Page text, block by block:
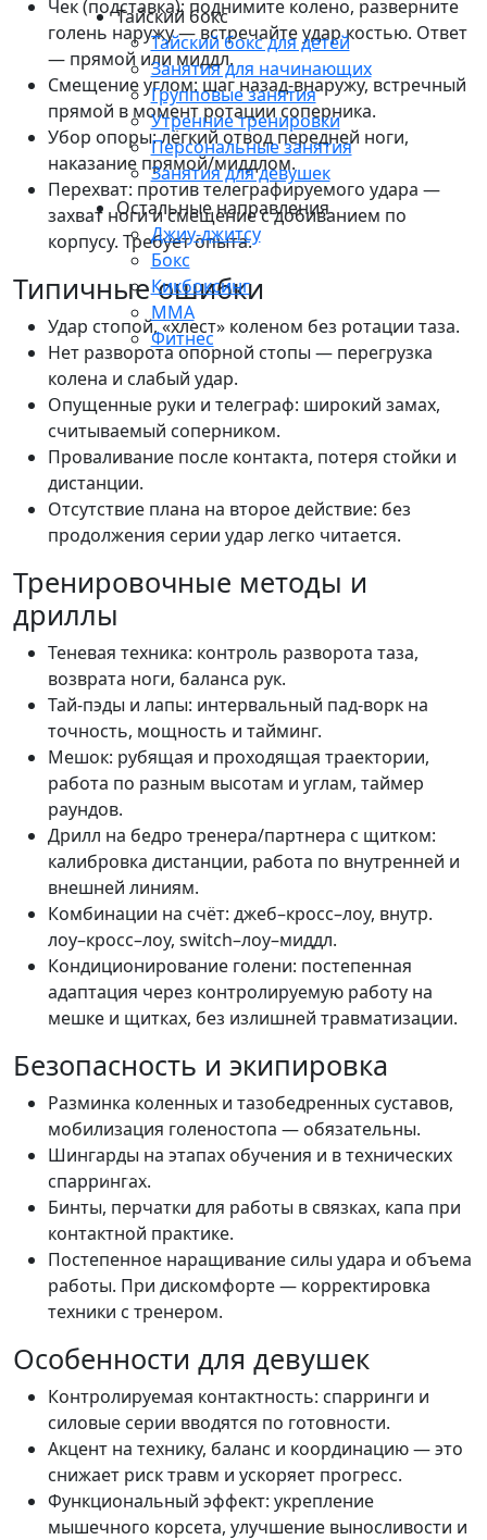
Тайский бокс
Тайский бокс для детей
Занятия для начинающих
Групповые занятия
Утренние тренировки
Персональные занятия
Занятия для девушек
Остальные направления
Джиу-джитсу
Бокс
Кикбоксинг
ММА
Фитнес
г. Калининград, улица Маршала Жукова, 3
Чек (подставка): поднимите колено, разверните
голень наружу — встречайте удар костью. Ответ
— прямой или миддл.
Смещение углом: шаг назад-внаружу, встречный
прямой в момент ротации соперника.
Убор опоры: лёгкий отвод передней ноги,
наказание прямой/миддлом.
Перехват: против телеграфируемого удара —
захват ноги и смещение с добиванием по
корпусу. Требует опыта.
Типичные ошибки
Удар стопой, «хлест» коленом без ротации таза.
Нет разворота опорной стопы — перегрузка
колена и слабый удар.
Опущенные руки и телеграф: широкий замах,
считываемый соперником.
Проваливание после контакта, потеря стойки и
дистанции.
Отсутствие плана на второе действие: без
продолжения серии удар легко читается.
Тренировочные методы и
дриллы
Теневая техника: контроль разворота таза,
возврата ноги, баланса рук.
Тай-пэды и лапы: интервальный пад-ворк на
точность, мощность и тайминг.
Мешок: рубящая и проходящая траектории,
работа по разным высотам и углам, таймер
раундов.
Дрилл на бедро тренера/партнера с щитком:
калибровка дистанции, работа по внутренней и
внешней линиям.
Комбинации на счёт: джеб–кросс–лоу, внутр.
лоу–кросс–лоу, switch–лоу–миддл.
Кондиционирование голени: постепенная
адаптация через контролируемую работу на
мешке и щитках, без излишней травматизации.
Безопасность и экипировка
Разминка коленных и тазобедренных суставов,
мобилизация голеностопа — обязательны.
Шингарды на этапах обучения и в технических
спаррингах.
Бинты, перчатки для работы в связках, капа при
контактной практике.
Постепенное наращивание силы удара и объема
работы. При дискомфорте — корректировка
техники с тренером.
Особенности для девушек
Контролируемая контактность: спарринги и
силовые серии вводятся по готовности.
Акцент на технику, баланс и координацию — это
снижает риск травм и ускоряет прогресс.
Функциональный эффект: укрепление
мышечного корсета, улучшение выносливости и